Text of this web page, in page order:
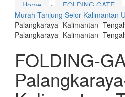
Home › FOLDING GATE
Murah Tanjung Selor Kalimantan
Palangkaraya- Kalimantan-
Palangkaraya -Kalimantan-
FOLDING-